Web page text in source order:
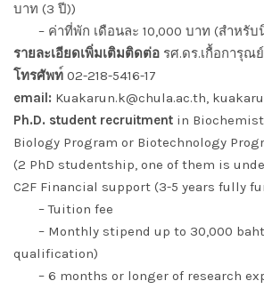
บาท (3 ปี))
– ค่าที่พัก เดือนละ 10,000 บาท (สำหรับ
รายละเอียดเพิ่มเติมติดต่อ รศ.ดร.เกื้อการุณ
โทรศัพท 02-218-5416-17
email: Kuakarun.k@chula.ac.th,
Ph.D. student recruitment in
Biology Program or Biotechnology
(2 PhD studentship, one of them is
C2F Financial support (3-5 years fully
– Tuition fee
– Monthly stipend up to 30,000 baht
qualification)
– 6 months or longer of research